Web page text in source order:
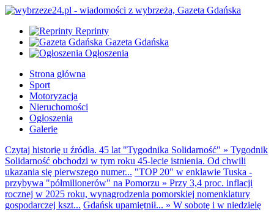
Reprinty
Gazeta Gdańska
Ogłoszenia
Strona główna
Sport
Motoryzacja
Nieruchomości
Ogłoszenia
Galerie
Czytaj historię u źródła. 45 lat "Tygodnika Solidarność" » Tygodnik
Solidarność obchodzi w tym roku 45-lecie istnienia. Od chwili
ukazania się pierwszego numer... "TOP 20" w enklawie Tuska -
przybywa "półmilionerów" na Pomorzu » Przy 3,4 proc. inflacji
rocznej w 2025 roku, wynagrodzenia pomorskiej nomenklatury
gospodarczej kszt... Gdańsk upamiętnił... » W sobotę i w niedzielę